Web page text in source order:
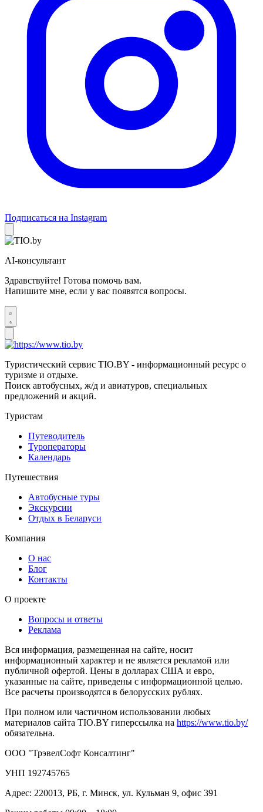
Подписаться на Instagram
AI-консультант
Здравствуйте! Готова помочь вам.
Напишите мне, если у вас появятся вопросы.
Туристический сервис TIO.BY - информационный ресурс о
туризме и отдыхе.
Поиск автобусных, ж/д и авиатуров, специальных
предложений и акций.
Туристам
Путеводитель
Туроператоры
Календарь
Путешествия
Автобусные туры
Экскурсии
Отдых в Беларуси
Компания
О нас
Блог
Контакты
О проекте
Вопросы и ответы
Реклама
Вся информация, размещенная на сайте, носит
информационный характер и не является рекламой или
публичной офертой. Цены в долларах США и евро,
указанные на сайте, приведены с информационной целью.
Все расчеты производятся в белорусских рублях.
При полном или частичном использовании любых
материалов сайта TIO.BY гиперссылка на https://www.tio.by/
обязательна.
ООО "ТрэвелСофт Консалтинг"
УНП 192745765
Адрес: 220013, РБ, г. Минск, ул. Кульман 9, офис 391